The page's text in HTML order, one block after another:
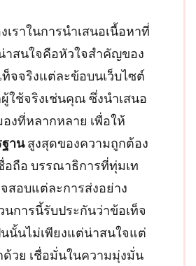
ราในการนำเสนอเนื้อหาที่
าสนใจคือหัวใจสำคัญของ
ท็จจริงแต่ละข้อบนเว็บไซต์
ใช้จริงเช่นคุณ ซึ่งนำเสนอ
งที่หลากหลาย เพื่อให้
านสูงสุดของความถูกต้อง
อถือ บรรณาธิการที่ทุ่มเท
สอบแต่ละการส่งอย่าง
นการนี้รับประกันว่าข้อเท็จ
นนั้นไม่เพียงแต่น่าสนใจแต่
ด้วย เชื่อมั่นในความมุ่งมั่น